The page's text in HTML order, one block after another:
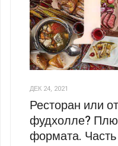
ДЕК 24, 2021
Ресторан или
фудхолле?
формата. Часть